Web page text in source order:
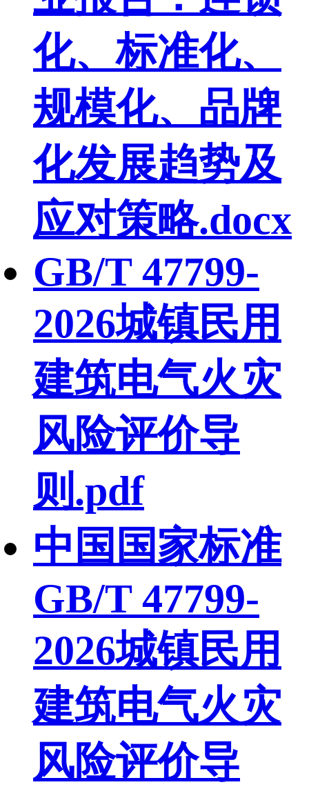
化、标准化、
规模化、品牌
化发展趋势及
应对策略.docx
GB/T 47799-
2026城镇民用
建筑电气火灾
风险评价导
则.pdf
中国国家标准
GB/T 47799-
2026城镇民用
建筑电气火灾
风险评价导